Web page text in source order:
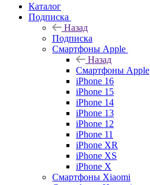
Каталог
Подписка
Назад
Подписка
Смартфоны Apple
Назад
Смартфоны Apple
iPhone 16
iPhone 15
iPhone 14
iPhone 13
iPhone 12
iPhone 11
iPhone XR
iPhone XS
iPhone X
Смартфоны Xiaomi